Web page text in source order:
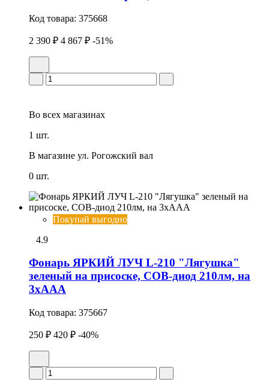
Код товара: 375668
2 390 ₽ 4 867 ₽ -51%
Во всех магазинах
1 шт.
В магазине ул. Рогожский вал
0 шт.
Покупай выгодно
4.9
Фонарь ЯРКИЙ ЛУЧ L-210 "Лягушка"
зеленый на присоске, COB-диод 210лм, на
3xAAA
Код товара: 375667
250 ₽ 420 ₽ -40%